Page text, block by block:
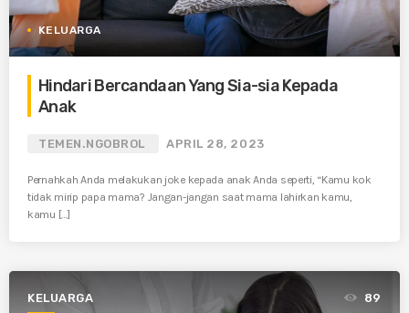
KELUARGA
Hindari Bercandaan Yang Sia-sia Kepada
Anak
TEMEN.NGOBROL APRIL 28, 2023
Pernahkah Anda melakukan joke kepada anak Anda seperti, “Kamu kok
tidak mirip papa mama? Jangan-jangan saat mama lahirkan kamu,
kamu […]
KELUARGA 89